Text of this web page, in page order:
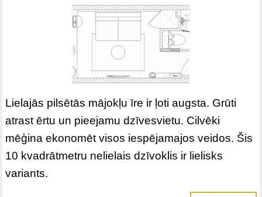
Lielajās pilsētās mājokļu īre ir ļoti augsta. Grūti
atrast ērtu un pieejamu dzīvesvietu. Cilvēki
mēģina ekonomēt visos iespējamajos veidos. Šis
10 kvadrātmetru nelielais dzīvoklis ir lielisks
variants.